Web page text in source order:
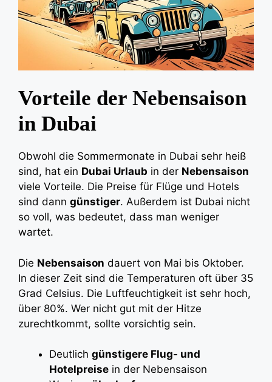
Vorteile der Nebensaison
in Dubai
Obwohl die Sommermonate in Dubai sehr heiß
sind, hat ein Dubai Urlaub in der Nebensaison
viele Vorteile. Die Preise für Flüge und Hotels
sind dann günstiger. Außerdem ist Dubai nicht
so voll, was bedeutet, dass man weniger
wartet.
Die Nebensaison dauert von Mai bis Oktober.
In dieser Zeit sind die Temperaturen oft über 35
Grad Celsius. Die Luftfeuchtigkeit ist sehr hoch,
über 80%. Wer nicht gut mit der Hitze
zurechtkommt, sollte vorsichtig sein.
Deutlich günstigere Flug- und
Hotelpreise in der Nebensaison